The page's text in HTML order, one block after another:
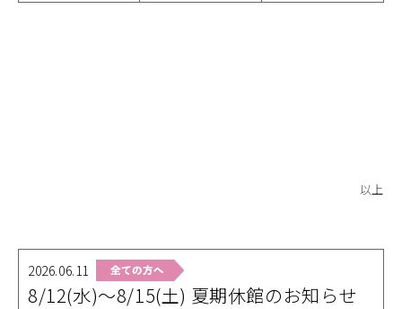
以上
2026.06.11
8/12(水)～8/15(土) 夏期休館のお知らせ